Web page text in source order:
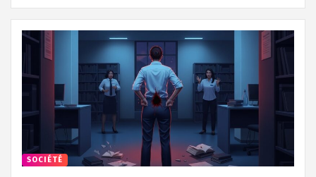
SOCIÉTÉ